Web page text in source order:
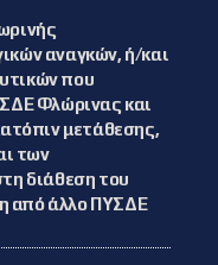
αναγκών, ή/και
που
Φλώρινας και
μετάθεσης,
των
διάθεση του
από άλλο ΠΥΣΔΕ